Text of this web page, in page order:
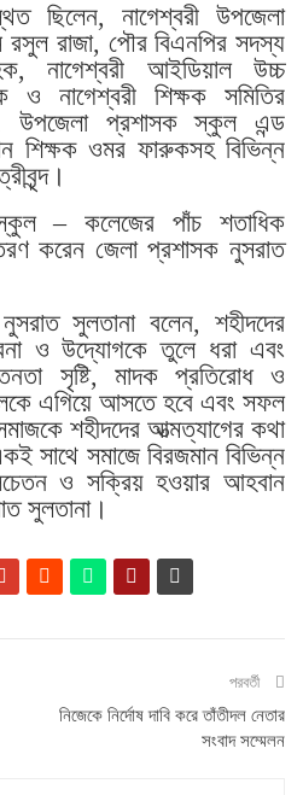
ছিলেন, নাগেশ্বরী উপজেলা
রাজা, পৌর বিএনপির সদস্য
নাগেশ্বরী আইডিয়াল উচ্চ
ও নাগেশ্বরী শিক্ষক সমিতির
উপজেলা প্রশাসক স্কুল এন্ড
শিক্ষক ওমর ফারুকসহ বিভিন্ন
– কলেজের পাঁচ শতাধিক
করেন জেলা প্রশাসক নুসরাত
সুলতানা বলেন, শহীদদের
ও উদ্যোগকে তুলে ধরা এবং
সৃষ্টি, মাদক প্রতিরোধ ও
এগিয়ে আসতে হবে এবং সফল
শহীদদের আত্মত্যাগের কথা
সাথে সমাজে বিরজমান বিভিন্ন
ও সক্রিয় হওয়ার আহবান
সুলতানা।
পরবর্তী
নিজেকে নির্দোষ দাবি করে তাঁতীদল নেতার
সংবাদ সম্মেলন